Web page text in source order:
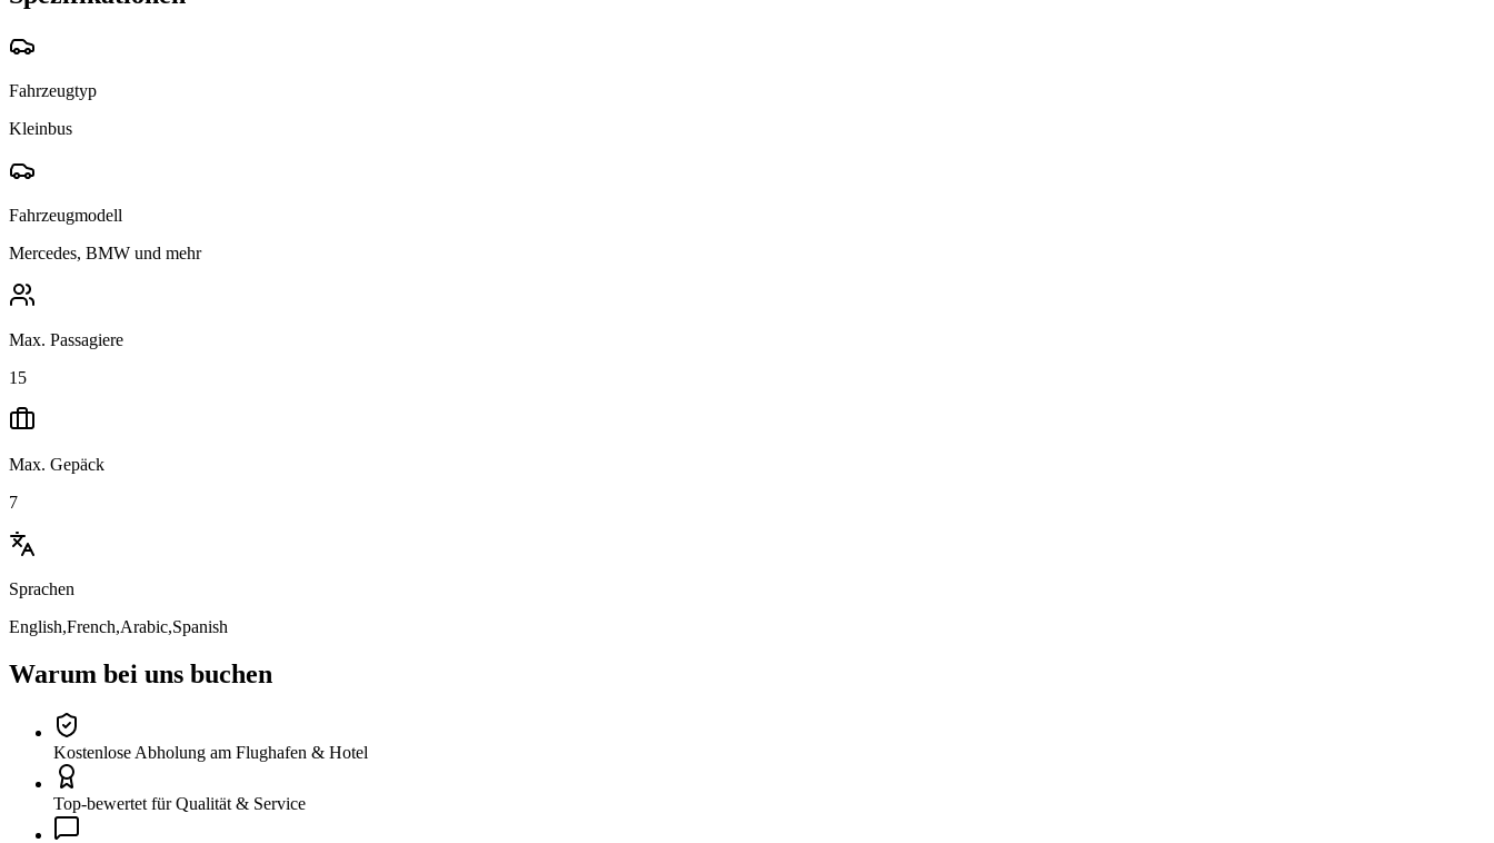
Fahrzeugtyp
Kleinbus
Fahrzeugmodell
Mercedes, BMW und mehr
Max. Passagiere
15
Max. Gepäck
7
Sprachen
English,French,Arabic,Spanish
Warum bei uns buchen
Kostenlose Abholung am Flughafen & Hotel
Top-bewertet für Qualität & Service